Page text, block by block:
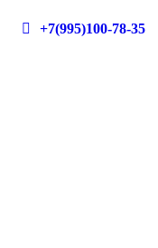
+7(995)100-78-35